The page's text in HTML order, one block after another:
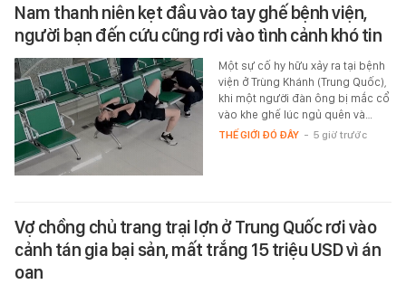
Nam thanh niên kẹt đầu vào tay ghế bệnh viện,
người bạn đến cứu cũng rơi vào tình cảnh khó tin
Một sự cố hy hữu xảy ra tại bệnh
viện ở Trùng Khánh (Trung Quốc),
khi một người đàn ông bị mắc cổ
vào khe ghế lúc ngủ quên và…
THẾ GIỚI ĐÓ ĐÂY - 5 giờ trước
Vợ chồng chủ trang trại lợn ở Trung Quốc rơi vào
cảnh tán gia bại sản, mất trắng 15 triệu USD vì án
oan